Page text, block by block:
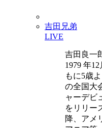
吉田兄弟
LIVE
吉田良一
1979 年
もに5歳
の全国大
ャーデビ
をリリー
降、アメ